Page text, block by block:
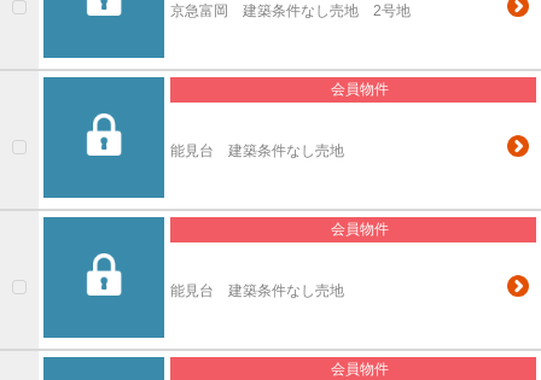
京急富岡 建築条件なし売地 2号地
会員物件
能見台 建築条件なし売地
会員物件
能見台 建築条件なし売地
会員物件